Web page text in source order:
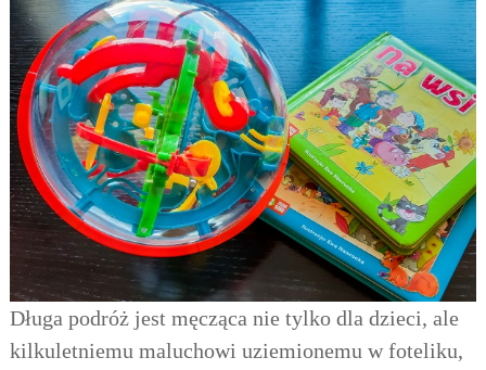
Długa podróż jest męcząca nie tylko dla dzieci, ale
kilkuletniemu maluchowi uziemionemu w foteliku,